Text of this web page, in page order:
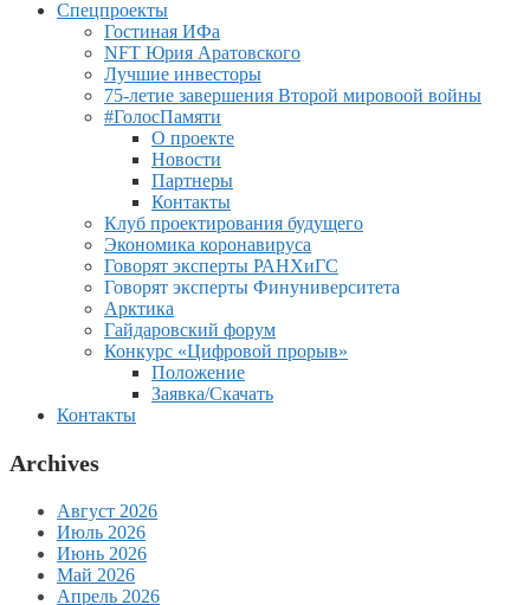
Спецпроекты
Гостиная ИФа
NFT Юрия Аратовского
Лучшие инвесторы
75-летие завершения Второй мировоой войны
#ГолосПамяти
О проекте
Новости
Партнеры
Контакты
Клуб проектирования будущего
Экономика коронавируса
Говорят эксперты РАНХиГС
Говорят эксперты Финуниверситета
Арктика
Гайдаровский форум
Конкурс «Цифровой прорыв»
Положение
Заявка/Скачать
Контакты
Archives
Август 2026
Июль 2026
Июнь 2026
Май 2026
Апрель 2026